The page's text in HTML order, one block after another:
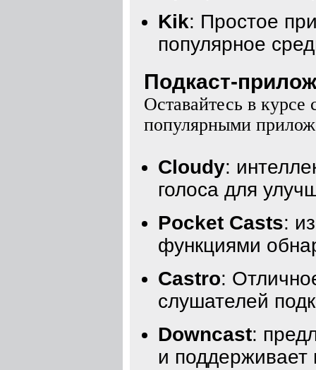
Kik: Простое
популярное
Подкаст-
Оставайтесь в курсе
популярными
Cloudy:
голоса для
Pocket Casts:
функциями
Castro:
слушателей
Downcast:
и поддерживает